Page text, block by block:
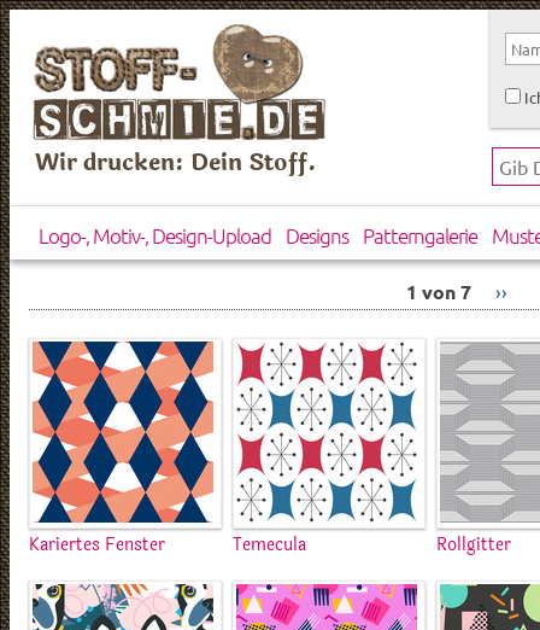
Wir drucken: Dein Stoff.
Logo-, Motiv-, Design-Upload Designs Patterngalerie
1 von 7 ››
Kariertes Fenster Temecula Rollgitter